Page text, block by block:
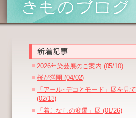
2026年染芸展のご案内 (05/10)
桜が満開 (04/02)
「アール･デコとモード」展を見て
(02/13)
「着こなしの変遷」展 (01/26)